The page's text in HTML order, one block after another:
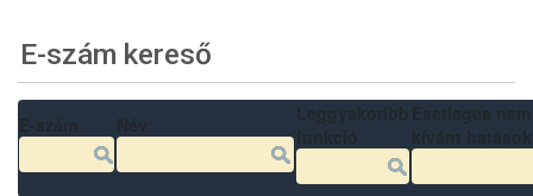
E-szám kereső